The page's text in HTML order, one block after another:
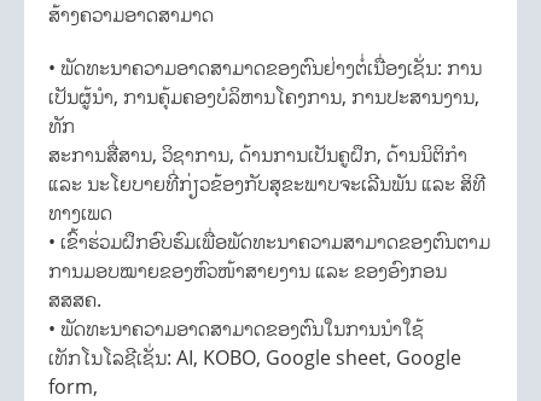
ສ້າງຄວາມອາດສາມາດ
• ພັດທະນາຄວາມອາດສາມາດຂອງຕົນຢ່າງຕໍ່ເນື່ອງເຊັ່ນ: ການ
ເປັນຜູ້ນໍາ, ການຄຸ້ມຄອງບໍລິຫານໂຄງການ, ການປະສານງານ,
ທັກ
ສະການສື່ສານ, ວິຊາການ, ດ້ານການເປັນຄູຝຶກ, ດ້ານນິຕິກຳ
ແລະ ນະໂຍບາຍທີ່ກ່ຽວຂ້ອງກັບສຸຂະພາບຈະເລີນພັນ ແລະ ສິທີ
ທາງເພດ
• ເຂົ້າຮ່ວມຝຶກອົບຮົມເພື່ອພັດທະນາຄວາມສາມາດຂອງຕົນຕາມ
ການມອບໝາຍຂອງຫົວໜ້າສາຍງານ ແລະ ຂອງອົງກອນ
ສສສຄ.
• ພັດທະນາຄວາມອາດສາມາດຂອງຕົນໃນການນໍາໃຊ້
ເທັກໂນໂລຊີເຊັ່ນ: AI, KOBO, Google sheet, Google
form,